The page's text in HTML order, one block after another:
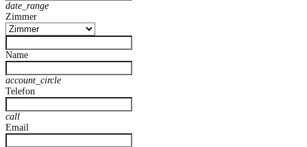
date_range
Zimmer
Name
account_circle
Telefon
call
Email